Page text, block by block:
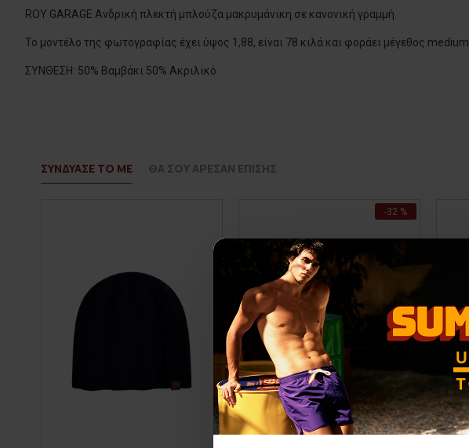
ROY GARAGE Ανδρική πλεκτή μπλούζα μακρυμάνικη σε κανονική γραμμή.
Το μοντέλο της φωτογραφίας έχει ύψος 1,88, είναι 78 κιλά και φοράει μέγεθος medium.
ΣΥΝΘΕΣΗ: 50% Βαμβάκι 50% Ακριλικό
ΣΥΝΔΥΑΣΕ ΤΟ ΜΕ ΘΑ ΣΟΥ ΑΡΕΣΑΝ ΕΠΙΣΗΣ
-32 %